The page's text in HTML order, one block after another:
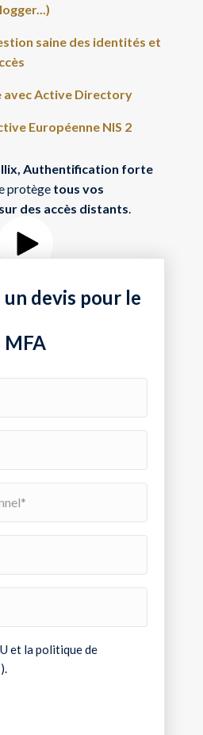
saine des identités et
Active Directory
Européenne NIS 2
Authentification forte
protège tous vos
des accès distants.
un devis pour le
MFA
et la politique de